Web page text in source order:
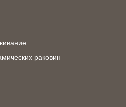
раковин